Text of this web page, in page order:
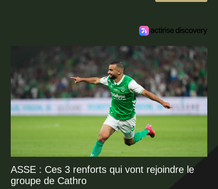
ASSE : Ces 3 renforts qui vont rejoindre le
groupe de Cathro